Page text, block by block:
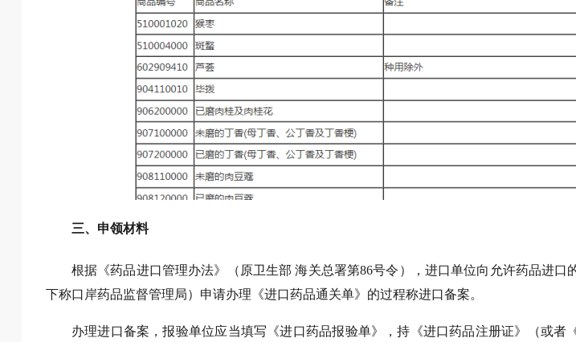
三、申领材料
根据《药品进口管理办法》（原卫生部 海关总署第86号令），进口单位向允许药品进口
下称口岸药品监督管理局）申请办理《进口药品通关单》的过程称进口备案。
办理进口备案，报验单位应当填写《进口药品报验单》，持《进口药品注册证》（或者